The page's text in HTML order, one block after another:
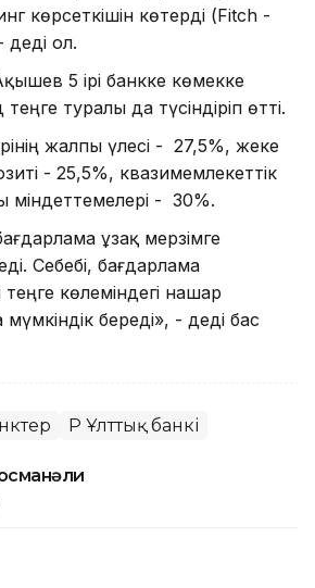
көрсеткішін көтерді (Fitch -
ол.
5 ірі банкке көмекке
туралы да түсіндіріп өтті.
жалпы үлесі - 27,5%, жеке
- 25,5%, квазимемлекеттік
міндеттемелері - 30%.
ұзақ мерзімге
Себебі, бағдарлама
көлеміндегі нашар
береді», - деді бас
ҚР Ұлттық банкі